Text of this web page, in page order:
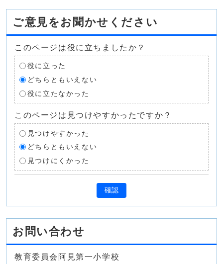
ご意見をお聞かせください
このページは役に立ちましたか？
役に立った
どちらともいえない
役に立たなかった
このページは見つけやすかったですか？
見つけやすかった
どちらともいえない
見つけにくかった
確認
お問い合わせ
教育委員会阿見第一小学校